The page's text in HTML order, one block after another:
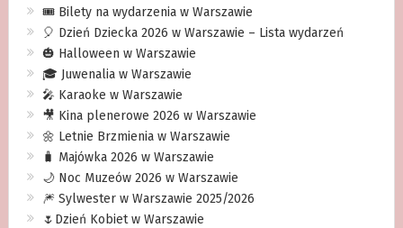
🎟️ Bilety na wydarzenia w Warszawie
🎈 Dzień Dziecka 2026 w Warszawie – Lista wydarzeń
🎃 Halloween w Warszawie
🎓 Juwenalia w Warszawie
🎤 Karaoke w Warszawie
🎥 Kina plenerowe 2026 w Warszawie
🌼 Letnie Brzmienia w Warszawie
🧳 Majówka 2026 w Warszawie
🌙 Noc Muzeów 2026 w Warszawie
🎆 Sylwester w Warszawie 2025/2026
🌷Dzień Kobiet w Warszawie